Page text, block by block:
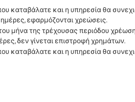
καταβάλατε και η υπηρεσία θα
μήνα της τρέχουσας περιόδου
και η υπηρεσία θα